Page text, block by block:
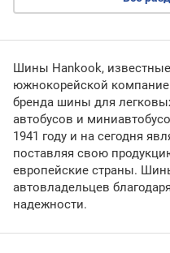
Шины Hankook,
южнокорейской
бренда шины для
автобусов и
1941 году и на сегодня
поставляя свою
европейские страны.
автовладельцев
надежности.